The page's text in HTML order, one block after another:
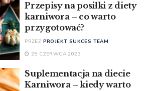
Przepisy na posiłki z diety
karniwora – co warto
przygotować?
PRZEZ PROJEKT SUKCES TEAM
25 CZERWCA 2023
Suplementacja na diecie
Karniwora – kiedy warto